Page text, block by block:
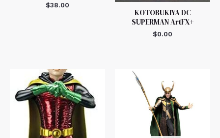
$38.00
KOTOBUKIYA DC
SUPERMAN ArtFX+
$0.00